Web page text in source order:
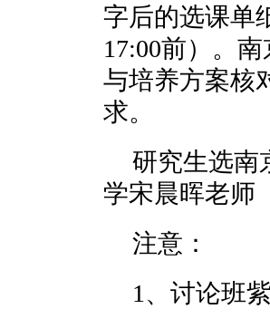
字后的选课单
17:00前）。
与培养方案核
求。
研究生选南
学宋晨晖老师
注意：
1、讨论班